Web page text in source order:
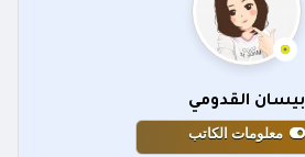
بيسان القدومي
معلومات الكاتب